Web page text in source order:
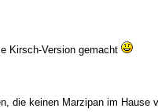
Kirsch-Version gemacht
die keinen Marzipan im Hause